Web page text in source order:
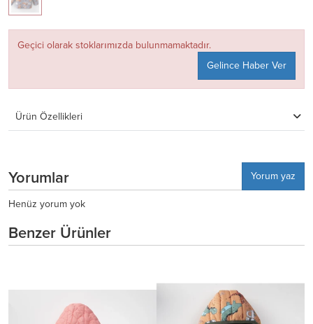
Geçici olarak stoklarımızda bulunmamaktadır.
Gelince Haber Ver
Ürün Özellikleri
Yorumlar
Yorum yaz
Henüz yorum yok
Benzer Ürünler